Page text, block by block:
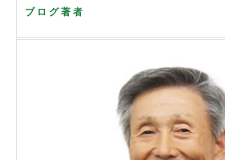
ブログ著者